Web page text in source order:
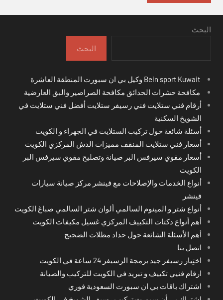
البحث
البحث
مكافحة حشرات الحدائق مكافحة الصراصير والبق العارضية
أرقام فني ستلايت فني رسيفر ستلايت أفضل فني ستلايت في
الشويخ السكنية
أسئلة شائعة حول تركيب الستلايت في الجهراء و الكويت
أسعار فني ستلايت المنقف مميزات الدش المركزي الكويت
أسعار مقوي سيرفس البر صيانة وتصليح مقوي سيرفس البر
الكويت
أنواع الخدمات والإصلاحات مع فينشر مركز صيانة سيارات
فينشر
أنواع شتر و المينوم السالمي ألوان شتر السالمي صباغ الكويت
أهم أنواع دكتات التكييف المركزي غسيل مكيفات الكويت
أهم الأسئلة الشائعة حول حداد مظلات الضجيج
اتصل بنا
اختِيار رسيفر جيد برمجة الرسيفر 24 ساعة في الكويت
ارقام فنيي تكييف و تبريد في الكويت للتركيب والصيانة
اشتراك باقات بي ان سبورت السعودية فوري